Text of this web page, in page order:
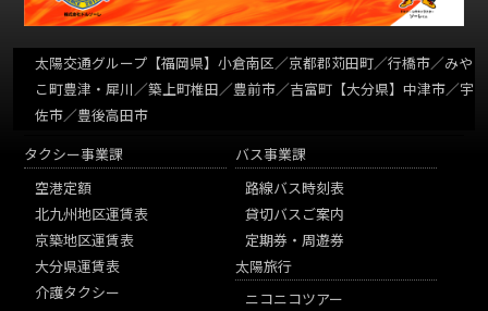
太陽交通グループ 【福岡県】小倉南区／京都郡苅田町／行橋市／みや
こ町豊津・犀川／築上町椎田／豊前市／吉富町【大分県】中津市／宇
佐市／豊後高田市
タクシー事業課
空港定額
北九州地区運賃表
京築地区運賃表
大分県運賃表
介護タクシー
バス事業課
路線バス時刻表
貸切バスご案内
定期券・周遊券
太陽旅行
ニコニコツアー